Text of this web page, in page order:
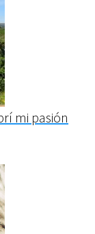
mi pasión